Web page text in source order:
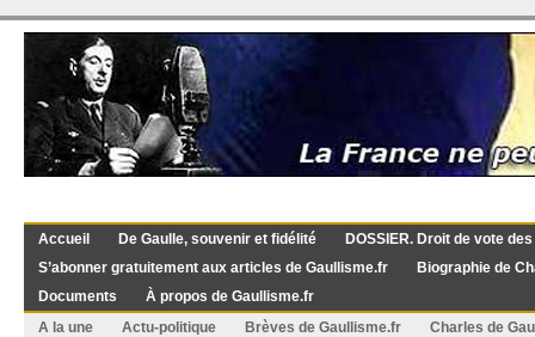
Accueil De Gaulle, souvenir et fidélité
DOSSIER. Droit de vote
S’abonner gratuitement aux articles de Gaullisme.fr
Biographie de
Documents
À propos de Gaullisme.fr
A la une
Actu-politique Brèves de Gaullisme.fr
Charles de